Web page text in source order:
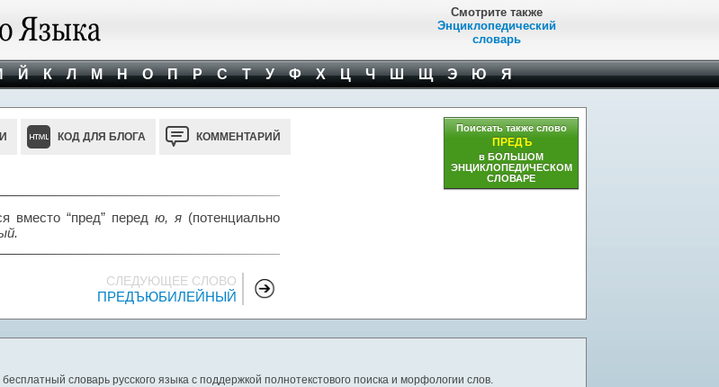
Смотрите также
Энциклопедический
словарь
Й К Л М Н О П Р С Т У Ф Х Ц Ч Ш Щ Э Ю Я
КОД ДЛЯ БЛОГА КОММЕНТАРИЙ
вместо “пред” перед ю, я(потенциально
СЛЕДУЮЩЕЕ СЛОВО
ПРЕДЪЮБИЛЕЙНЫЙ
Поискать также слово
ПРЕДЪ
в БОЛЬШОМ
ЭНЦИКЛОПЕДИЧЕСКОМ
СЛОВАРЕ
словарь русского языка с поддержкой полнотекстового поиска и морфологии слов.